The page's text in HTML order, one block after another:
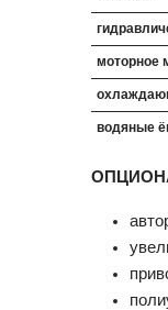
моторное
водяные